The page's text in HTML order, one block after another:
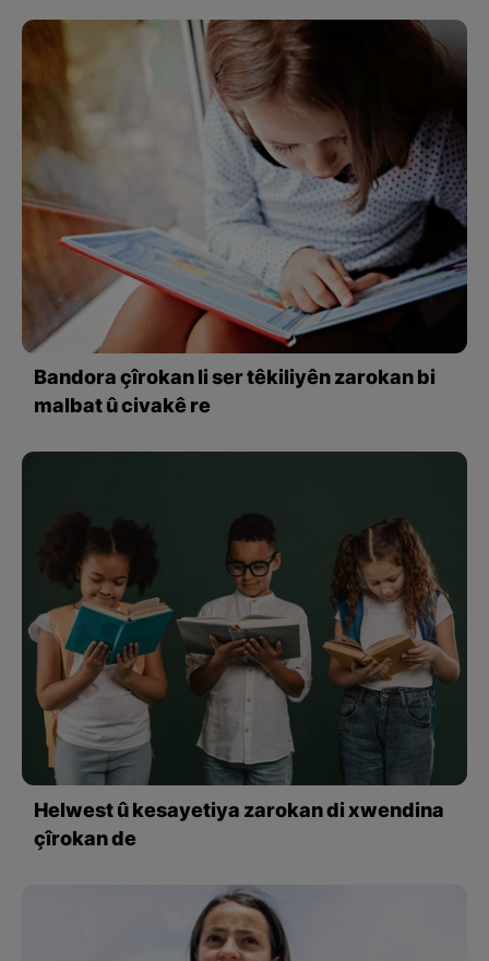
Bandora çîrokan li ser têkiliyên zarokan bi
malbat û civakê re
Helwest û kesayetiya zarokan di xwendina
çîrokan de